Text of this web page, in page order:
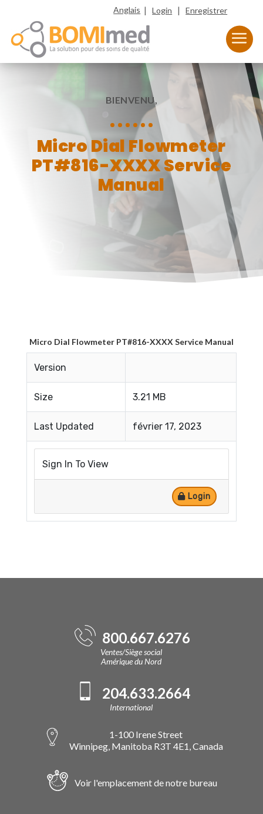
Anglais |Login |Enregistrer
BIENVENU,
Micro Dial Flowmeter
PT#816-XXXX Service
Manual
Micro Dial Flowmeter PT#816-XXXX Service Manual
Version
Size 3.21 MB
Last Updated février 17, 2023
Sign In To View
Login
800.667.6276
Ventes/Siège social
Amérique du Nord
204.633.2664
International
1-100 Irene Street
Winnipeg, Manitoba R3T 4E1, Canada
Voir l'emplacement de notre bureau